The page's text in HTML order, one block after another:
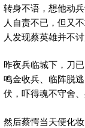
转身不语，想他动
人自责不已，但又
人发现蔡英雄并不
昨夜兵临城下，刀
鸣金收兵、临阵脱
伏，吓得魂不守舍
然后蔡愕当天便化